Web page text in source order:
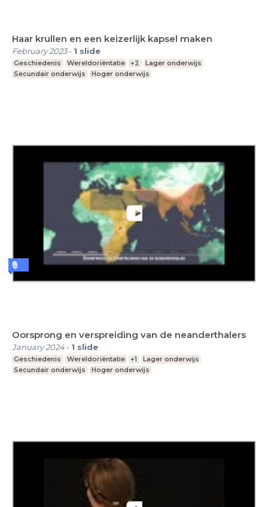
Haar krullen en een keizerlijk kapsel maken
February 2023- 1 slide
Geschiedenis Wereldoriëntatie +2
Lager onderwijs
Secundair onderwijs
Hoger onderwijs
Oorsprong en verspreiding van de neanderthalers
January 2024- 1 slide
Geschiedenis Wereldoriëntatie +1
Lager onderwijs
Secundair onderwijs
Hoger onderwijs